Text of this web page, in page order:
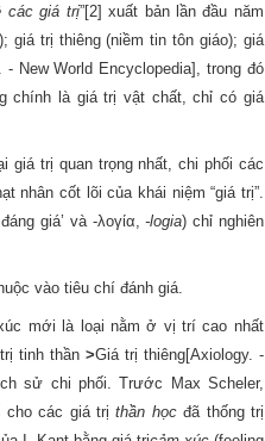
cácgiá trị”[2] xuất bản lần đầu năm
giá trị thiêng (niềm tin tôn giáo); giá
- New World Encyclopedia], trong đó
chính là giá trị vật chất, chỉ có giá
giá trị quan trọng nhất, chi phối các
nhân cốt lõi của khái niệm “giá trị”.
, đáng giá’ và -λογία ,-logia) chỉ nghiên
vào tiêu chí đánh giá.
mới là loại nằm ở vị trí cao nhất
tinh thần>Giá trị thiêng[Axiology. -
sử chi phối. Trước Max Scheler,
cho các giá trị thần họcđã thống trị